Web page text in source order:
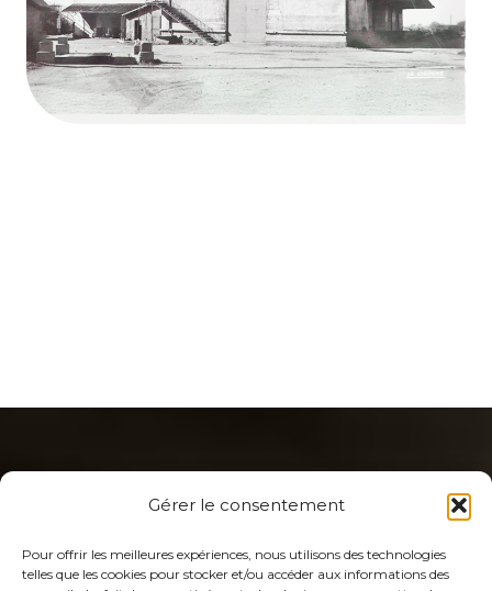
Gérer le consentement
Pour offrir les meilleures expériences, nous utilisons des technologies
telles que les cookies pour stocker et/ou accéder aux informations des